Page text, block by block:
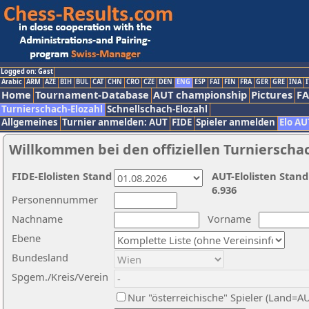
Logged on: Gast
Arabic ARM AZE BIH BUL CAT CHN CRO CZE DEN ENG ESP FAI FIN FRA GER GRE INA
Home Tournament-Database AUT championship Pictures
Turnierschach-Elozahl Schnellschach-Elozahl
Allgemeines Turnier anmelden: AUT FIDE Spieler anmelden Elo
Willkommen bei den offiziellen
Nachname
Vorname
Ebene
Personennummer
Bundesland
Spgem./Kreis/Verein
Nur "österreichische" Spieler
AUT-Elolisten
6.936
FIDE-Elolisten Stand